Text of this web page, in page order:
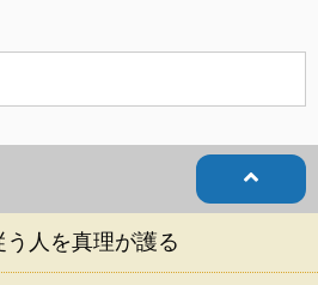
う人を真理が護る